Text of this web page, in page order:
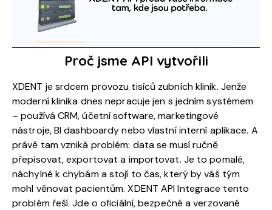
Proč jsme API vytvořili
XDENT je srdcem provozu tisíců zubních klinik. Jenže
moderní klinika dnes nepracuje jen s jedním systémem
– používá CRM, účetní software, marketingové
nástroje, BI dashboardy nebo vlastní interní aplikace. A
právě tam vzniká problém: data se musí ručně
přepisovat, exportovat a importovat. Je to pomalé,
náchylné k chybám a stojí to čas, který by váš tým
mohl věnovat pacientům. XDENT API Integrace tento
problém řeší. Jde o oficiální, bezpečné a verzované